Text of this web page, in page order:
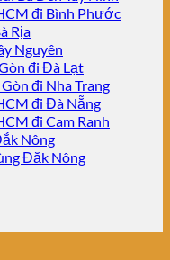
đi Bình Phước
Rịa
Nguyên
đi Đà Lạt
đi Nha Trang
đi Đà Nẵng
đi Cam Ranh
Nông
Đăk Nông